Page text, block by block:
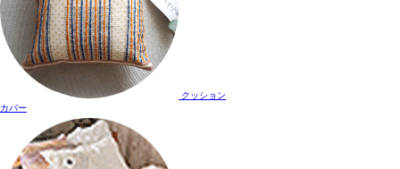
クッション
カバー